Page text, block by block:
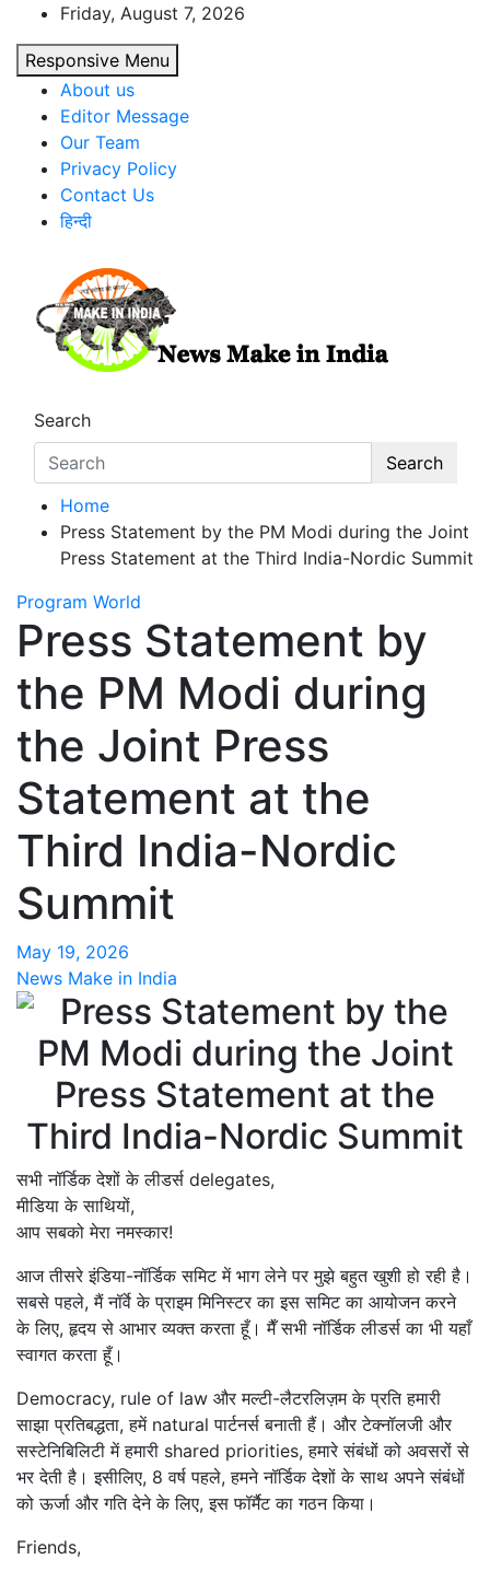
content
Friday, August 7, 2026
Responsive Menu
About us
Editor Message
Our Team
Privacy Policy
Contact Us
हिन्दी
Search
Search
Home
Press Statement by the PM Modi during the Joint
Press Statement at the Third India-Nordic Summit
Program World
Press Statement by
the PM Modi during
the Joint Press
Statement at the
Third India-Nordic
Summit
May 19, 2026
News Make in India
सभी नॉर्डिक देशों के लीडर्स delegates,
मीडिया के साथियों,
आप सबको मेरा नमस्कार!
आज तीसरे इंडिया-नॉर्डिक समिट में भाग लेने पर मुझे बहुत खुशी हो रही है।
सबसे पहले, मैं नॉर्वे के प्राइम मिनिस्टर का इस समिट का आयोजन करने
के लिए, हृदय से आभार व्यक्त करता हूँ। मैँ सभी नॉर्डिक लीडर्स का भी यहाँ
स्वागत करता हूँ।
Democracy, rule of law और मल्टी-लैटरलिज़म के प्रति हमारी
साझा प्रतिबद्धता, हमें natural पार्टनर्स बनाती हैं। और टेक्नॉलजी और
सस्टेनिबिलिटी में हमारी shared priorities, हमारे संबंधों को अवसरों से
भर देती है। इसीलिए, 8 वर्ष पहले, हमने नॉर्डिक देशों के साथ अपने संबंधों
को ऊर्जा और गति देने के लिए, इस फॉर्मैट का गठन किया।
Friends,